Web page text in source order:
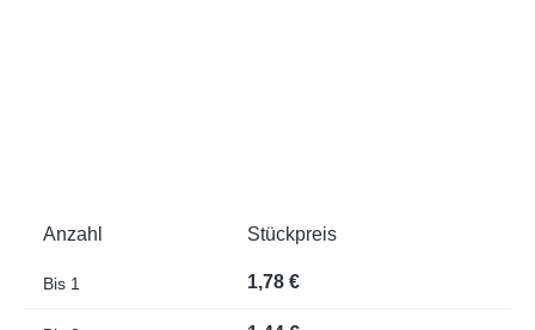
Anzahl Stückpreis
Bis 1 1,78 €